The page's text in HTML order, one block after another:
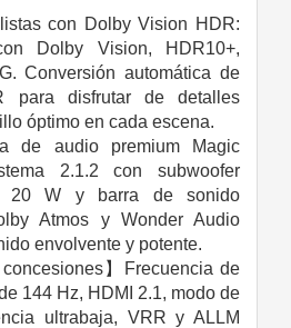
con Dolby Vision HDR:
Dolby Vision, HDR10+,
Conversión automática de
para disfrutar de detalles
óptimo en cada escena.
de audio premium Magic
2.1.2 con subwoofer
20 W y barra de sonido
Atmos y Wonder Audio
envolvente y potente.
concesiones】Frecuencia de
144 Hz, HDMI 2.1, modo de
ultrabaja, VRR y ALLM